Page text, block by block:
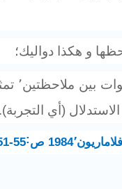
و هكذا دواليك؛
يشتغل ذهن
فلاماريون1984٬ ص˸
55